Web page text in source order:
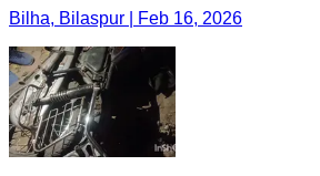
Bilha, Bilaspur | Feb 16, 2026